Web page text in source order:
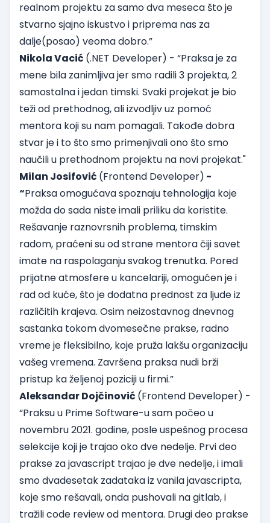
realnom projektu za samo dva meseca što je
stvarno sjajno iskustvo i priprema nas za
dalje(posao) veoma dobro.”
Nikola Vacić (.NET Developer) - “Praksa je za
mene bila zanimljiva jer smo radili 3 projekta, 2
samostalna i jedan timski. Svaki projekat je bio
teži od prethodnog, ali izvodljiv uz pomoć
mentora koji su nam pomagali. Takođe dobra
stvar je i to što smo primenjivali ono što smo
naučili u prethodnom projektu na novi projekat."
Milan Josifović (Frontend Developer) -
“Praksa omogućava spoznaju tehnologija koje
možda do sada niste imali priliku da koristite.
Rešavanje raznovrsnih problema, timskim
radom, praćeni su od strane mentora čiji savet
imate na raspolaganju svakog trenutka. Pored
prijatne atmosfere u kancelariji, omogućen je i
rad od kuće, što je dodatna prednost za ljude iz
različitih krajeva. Osim neizostavnog dnevnog
sastanka tokom dvomesečne prakse, radno
vreme je fleksibilno, koje pruža lakšu organizaciju
vašeg vremena. Završena praksa nudi brži
pristup ka željenoj poziciji u firmi.”
Aleksandar Dojčinović (Frontend Developer) -
“Praksu u Prime Software-u sam počeo u
novembru 2021. godine, posle uspešnog procesa
selekcije koji je trajao oko dve nedelje. Prvi deo
prakse za javascript trajao je dve nedelje, i imali
smo dvadesetak zadataka iz vanila javascripta,
koje smo rešavali, onda pushovali na gitlab, i
tražili code review od mentora. Drugi deo prakse